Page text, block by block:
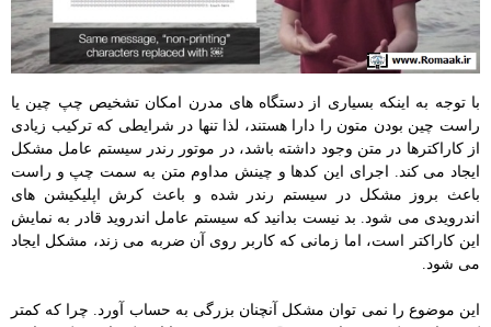
با توجه به اینکه بسیاری از دستگاه های مدرن امکان تشخیص چپ چین یا
راست چین بودن متون را دارا هستند، لذا تنها در شرایطی که ترکیب زیادی
از کاراکترها در متن وجود داشته باشد، در موتور رندر سیستم عامل مشکل
ایجاد می کند. اجرای این کدها و چینش مداوم متن به سمت چپ و راست
باعث بروز مشکل در سیستم رندر شده و باعث کرش اپلیکیشن های
اندرویدی می شود. بد نیست بدانید که سیستم عامل اندروید قادر به نمایش
این کاراکتر است، اما زمانی که کاربر روی آن ضربه می زند، مشکل ایجاد
می شود.
این موضوع را نمی توان مشکل آنچنان بزرگی به حساب آورد. چرا که کمتر